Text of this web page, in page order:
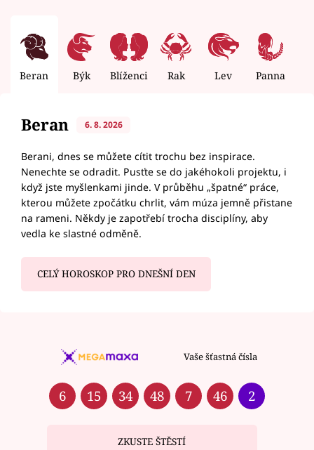
Beran Býk Blíženci Rak Lev Panna
Beran 6. 8. 2026
Berani, dnes se můžete cítit trochu bez inspirace.
Nenechte se odradit. Pusťte se do jakéhokoli projektu, i
když jste myšlenkami jinde. V průběhu „špatné“ práce,
kterou můžete zpočátku chrlit, vám múza jemně přistane
na rameni. Někdy je zapotřebí trocha disciplíny, aby
vedla ke slastné odměně.
CELÝ HOROSKOP PRO DNEŠNÍ DEN
Vaše šťastná čísla
6 15 34 48 7 46 2
ZKUSTE ŠTĚSTÍ